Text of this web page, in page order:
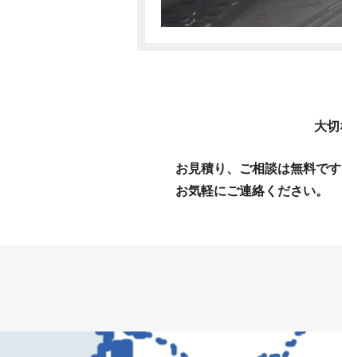
大
お見積り、ご相談は無料です
お気軽にご連絡ください。